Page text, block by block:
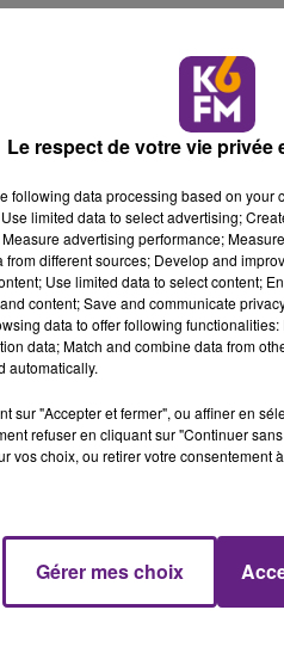
� chat de Dijon, le "Chat
Mikael Boudal
un chat qui vous
adepte de la "ron-ron
qui sera le premier � ouvrir
animaux et clients.
petit appartement, donc on
�les 7 chats sont rois, pas
nos chats nous
se fait donc
genre de bar en effet, la
Il faut par exemple se
avant de pouvoir toucher le
encore de nourriture
�tre impact�es par nos
Le respect de votre vie privée
following data processing based on your
limited data to select advertising;
advertising performance;
different sources; Develop and
Use limited data to select content;
content; Save and communicate
data to offer following
data; Match and combine data from
automatically.
sur "Accepter et fermer", ou affiner en
refuser en cliquant sur "Continuer
vos choix, ou retirer votre consentement
Gérer mes choix